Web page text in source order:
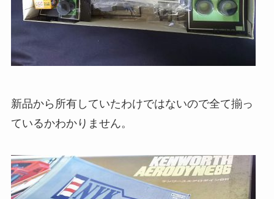
新品から所有していたわけではないので全て揃っ
ているかわかりません。